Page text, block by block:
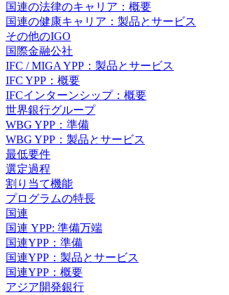
国連の法律のキャリア：概要
国連の健康キャリア：製品とサービス
その他のIGO
国際金融公社
IFC / MIGA YPP：製品とサービス
IFC YPP：概要
IFCインターンシップ：概要
世界銀行グループ
WBG YPP：準備
WBG YPP：製品とサービス
最低要件
選定過程
割り当て機能
プログラムの特長
国連
国連 YPP: 準備万端
国連YPP：準備
国連YPP：製品とサービス
国連YPP：概要
アジア開発銀行